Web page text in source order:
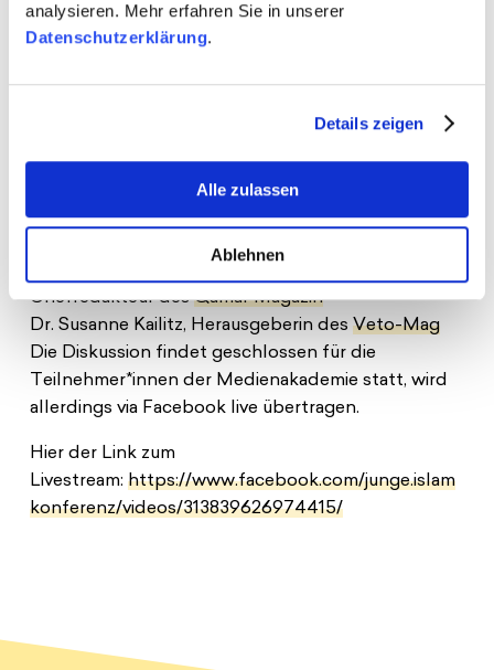
analysieren. Mehr erfahren Sie in unserer
Datenschutzerklärung.
Details zeigen
Alle zulassen
Ablehnen
die Herausgeber dreier gesellschaftspolitischer
Magazine mit den Teilnehmer*innen darüber, mit
und nicht die ‘Massen’ erreichen wollen.
Joe von Hutch, Gründer und Mitherausgeber
Chefredakteur desQamar Magazin
Dr. Susanne Kailitz, Herausgeberin des Veto-Mag
Die Diskussion findet geschlossen für die
Teilnehmer*innen der Medienakademie statt, wird
allerdings via Facebook live übertragen.
Hier der Link zum
Livestream: https://www.facebook.com/junge.islam
konferenz/videos/313839626974415/